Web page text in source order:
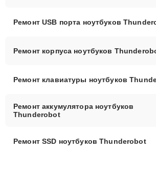
Ремонт USB порта ноутбуков
Ремонт корпуса ноутбуков
Ремонт клавиатуры ноутбуков
Ремонт аккумулятора ноутбуков
Thunderobot
Ремонт SSD ноутбуков Thunderobot